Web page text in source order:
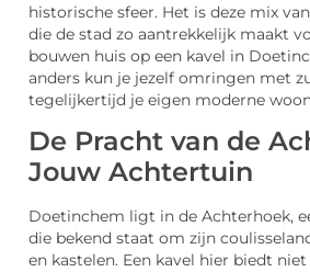
historische sfeer. Het is deze mix
die de stad zo aantrekkelijk maakt
bouwen huis op een kavel in
anders kun je jezelf omringen met
tegelijkertijd je eigen moderne
De Pracht van de
Jouw Achtertuin
Doetinchem ligt in de Achterhoek,
die bekend staat om zijn
en kastelen. Een kavel hier biedt